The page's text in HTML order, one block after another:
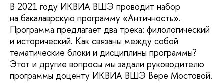
В 2021 году ИКВИА ВШЭ проводит набор
на бакалаврскую программу «Античность».
Программа предлагает два трека: филологический
и исторический. Как связаны между собой
тематические блоки и дисциплины программы?
Этот и другие вопросы мы задали руководителю
программы доценту ИКВИА ВШЭ Вере Мостовой.